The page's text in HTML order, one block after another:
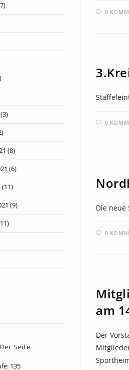
0
0
Die
0
am
Der
(3)
(8)
(6)
(11)
(9)
Seite
135